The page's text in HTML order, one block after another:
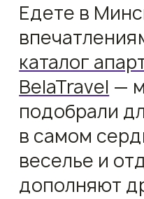
Едете в
каталог
BelaTravel —
подобрали
в самом
веселье и
дополняют